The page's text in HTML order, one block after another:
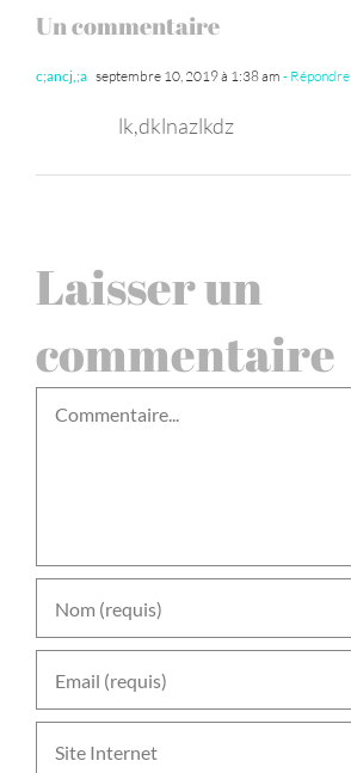
Un commentaire
c;ancj,;a septembre 10, 2019 à 1:38 am - Répondre
lk,dklnazlkdz
Laisser un
commentaire
Commentaire